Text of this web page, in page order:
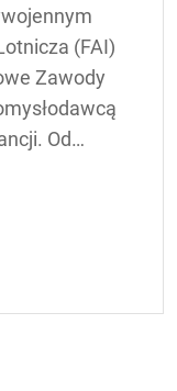
(FAI)
Zawody
Od
były w